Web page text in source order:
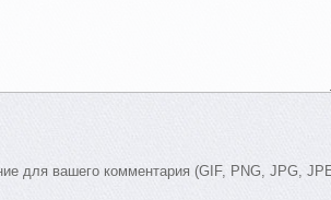
для вашего комментария (GIF, PNG, JPG,